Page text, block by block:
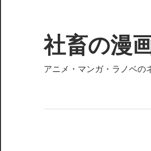
テ
ン
ツ
キ
社畜の漫
アニメ・マンガ・ラノベの